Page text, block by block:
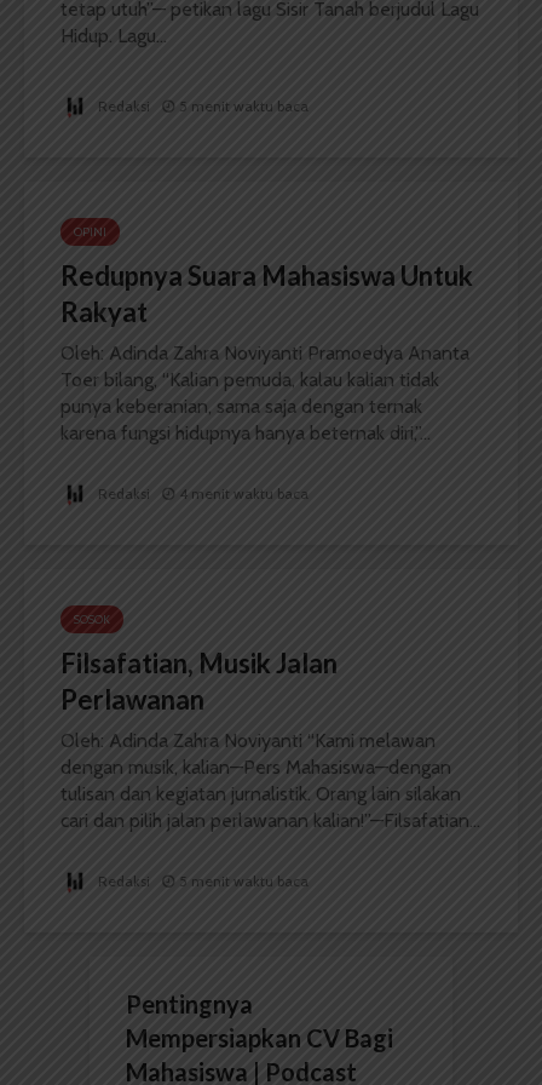
tetap utuh”— petikan lagu Sisir Tanah berjudul Lagu
Hidup. Lagu...
Redaksi 5 menit waktu baca
OPINI
Redupnya Suara Mahasiswa Untuk
Rakyat
Oleh: Adinda Zahra Noviyanti Pramoedya Ananta
Toer bilang, “Kalian pemuda, kalau kalian tidak
punya keberanian, sama saja dengan ternak
karena fungsi hidupnya hanya beternak diri,”...
Redaksi 4 menit waktu baca
SOSOK
Filsafatian, Musik Jalan
Perlawanan
Oleh: Adinda Zahra Noviyanti “Kami melawan
dengan musik, kalian—Pers Mahasiswa—dengan
tulisan dan kegiatan jurnalistik. Orang lain silakan
cari dan pilih jalan perlawanan kalian!”—Filsafatian...
Redaksi 5 menit waktu baca
Pentingnya
Mempersiapkan CV Bagi
Mahasiswa | Podcast